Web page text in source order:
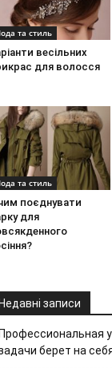
та стиль
весільних
для волосся
та стиль
поєднувати
для
записи
берет на